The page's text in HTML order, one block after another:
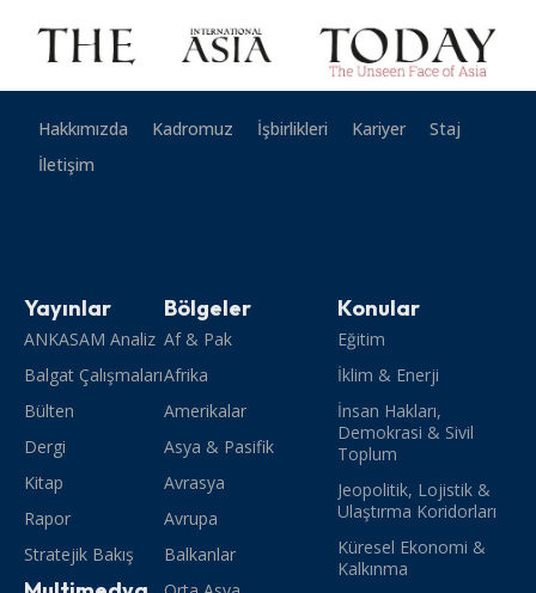
Hakkımızda Kadromuz İşbirlikleri Kariyer
Staj
İletişim
Yayınlar
ANKASAM Analiz
Balgat Çalışmaları
Bülten
Dergi
Kitap
Rapor
Stratejik Bakış
Bölgeler
Af & Pak
Afrika
Amerikalar
Asya & Pasifik
Avrasya
Avrupa
Balkanlar
Konular
Eğitim
İklim & Enerji
İnsan Hakları,
Demokrasi & Sivil
Toplum
Jeopolitik, Lojistik &
Ulaştırma Koridorları
Küresel Ekonomi &
Kalkınma